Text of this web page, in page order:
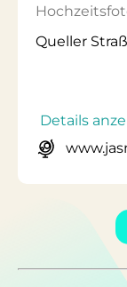
Queller
Details